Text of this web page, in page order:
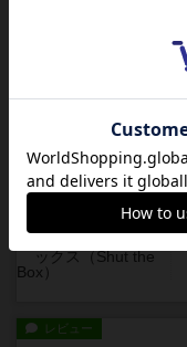
レビュー